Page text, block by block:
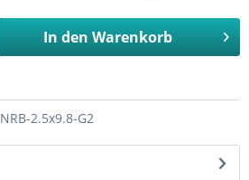
In den Warenkorb
NRB-2.5x9.8-G2